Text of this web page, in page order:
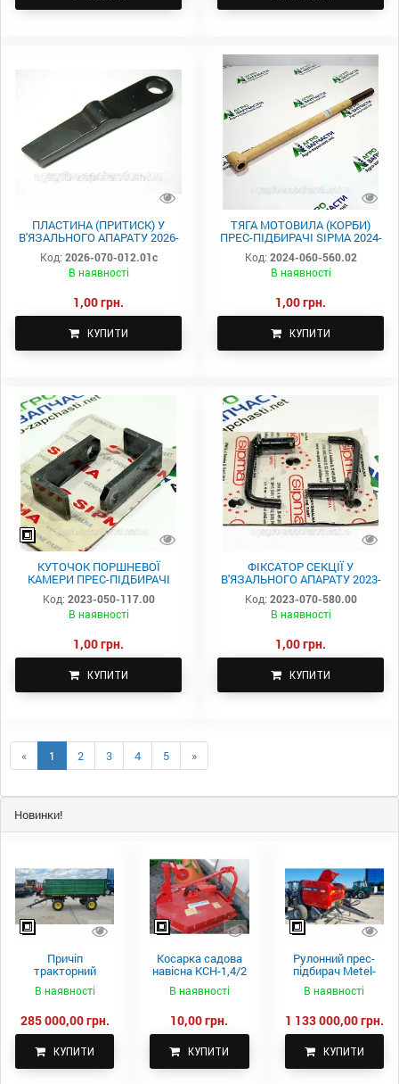
ПЛАСТИНА (ПРИТИСК) У
В'ЯЗАЛЬНОГО АПАРАТУ 2026-
070-012.01 c
Код: 2026-070-012.01с
В наявності
1,00 грн.
КУПИТИ
ТЯГА МОТОВИЛА (КОРБИ)
ПРЕС-ПІДБИРАЧІ SIPMA 2024-
060-560.02
Код: 2024-060-560.02
В наявності
1,00 грн.
КУПИТИ
КУТОЧОК ПОРШНЕВОЇ
КАМЕРИ ПРЕС-ПІДБИРАЧІ
SIPMA 2023-050-117.00
Код: 2023-050-117.00
В наявності
1,00 грн.
КУПИТИ
ФІКСАТОР СЕКЦІЇ У
В'ЯЗАЛЬНОГО АПАРАТУ 2023-
070-580.00
Код: 2023-070-580.00
В наявності
1,00 грн.
КУПИТИ
« 1 2 3 4 5 »
Новинки!
Причіп
тракторний
самоскидний
Spike 2 ПТС-4
В наявності
285 000,00 грн.
КУПИТИ
Косарка садова
навісна КСН-1,4/2
В наявності
10,00 грн.
КУПИТИ
Рулонний прес-
підбирач Metel-
Fach Z 587
В наявності
1 133 000,00 грн.
КУПИТИ